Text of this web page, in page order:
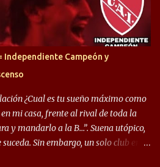
sucedió lo mismo en cuanto al
en el Rojo. Pasando a jugadores que
están en el rojo, tenemos a la dupla
donde ambos explotaron
el equipo de Varela, donde, por
a ser tenido en cuenta para el
que aún no ha logrado
e...
Independiente Campeón y
¿Cual es tu sueño máximo como
mi casa, frente al rival de toda la
y mandarlo a la B…”. Suena utópico,
Sin embargo, un solo club en el